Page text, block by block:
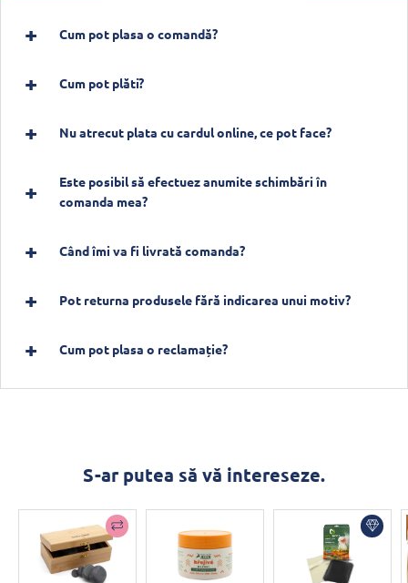
Cum pot plasa o comandă?
Cum pot plăti?
Nu atrecut plata cu cardul online, ce pot face?
Este posibil să efectuez anumite schimbări în
comanda mea?
Când îmi va fi livrată comanda?
Pot returna produsele fără indicarea unui motiv?
Cum pot plasa o reclamație?
S-ar putea să vă intereseze.